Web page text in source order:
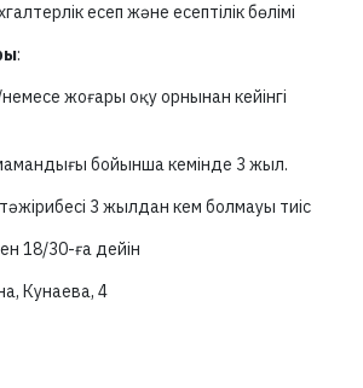
есеп және есептілік бөлімі
:
жоғары оқу орнынан кейінгі
бойынша кемінде 3 жыл.
3 жылдан кем болмауы тиіс
18/30-ға дейін
Кунаева, 4